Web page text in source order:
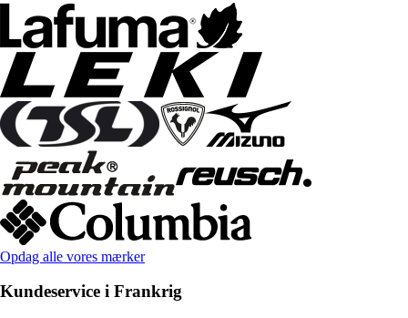
Opdag alle vores mærker
Kundeservice i Frankrig